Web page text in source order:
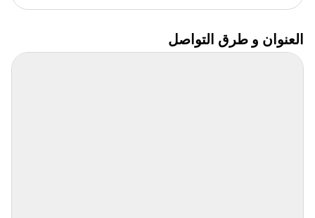
العنوان و طرق التواصل